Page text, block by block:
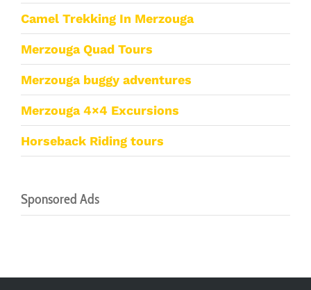
Camel Trekking In Merzouga
Merzouga Quad Tours
Merzouga buggy adventures
Merzouga 4×4 Excursions
Horseback Riding tours
Sponsored Ads